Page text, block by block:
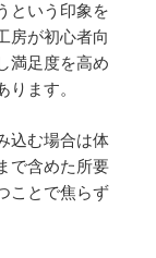
という印象を
房が初心者向
満足度を高め
ます。
込む場合は体
で含めた所要
ことで焦らず